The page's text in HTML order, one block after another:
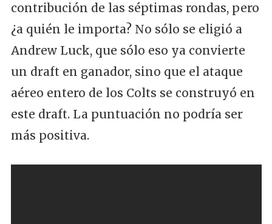
contribución de las séptimas rondas, pero
¿a quién le importa? No sólo se eligió a
Andrew Luck, que sólo eso ya convierte
un draft en ganador, sino que el ataque
aéreo entero de los Colts se construyó en
este draft. La puntuación no podría ser
más positiva.